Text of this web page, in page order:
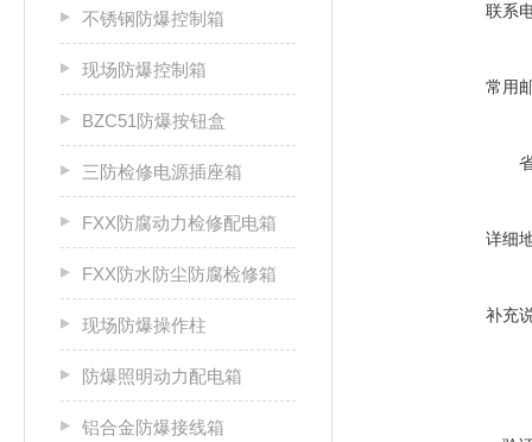
不锈钢防爆控制箱
现场防爆控制箱
BZC51防爆按钮盒
三防检修电源插座箱
FXX防腐动力检修配电箱
FXX防水防尘防腐检修箱
现场防爆操作柱
防爆照明动力配电箱
铝合金防爆接线箱
联系
常用
详细
补充